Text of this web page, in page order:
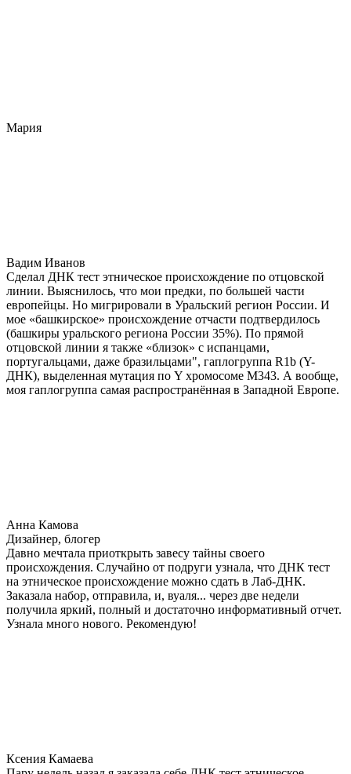
Мария
Вадим Иванов
Сделал ДНК тест этническое происхождение по отцовской
линии. Выяснилось, что мои предки, по большей части
европейцы. Но мигрировали в Уральский регион России. И
мое «башкирское» происхождение отчасти подтвердилось
(башкиры уральского региона России 35%). По прямой
отцовской линии я также «близок» с испанцами,
португальцами, даже бразильцами", гаплогруппа R1b (Y-
ДНК), выделенная мутация по Y хромосоме М343. А вообще,
моя гаплогруппа самая распространённая в Западной Европе.
Анна Камова
Дизайнер, блогер
Давно мечтала приоткрыть завесу тайны своего
происхождения. Случайно от подруги узнала, что ДНК тест
на этническое происхождение можно сдать в Лаб-ДНК.
Заказала набор, отправила, и, вуаля... через две недели
получила яркий, полный и достаточно информативный отчет.
Узнала много нового. Рекомендую!
Ксения Камаева